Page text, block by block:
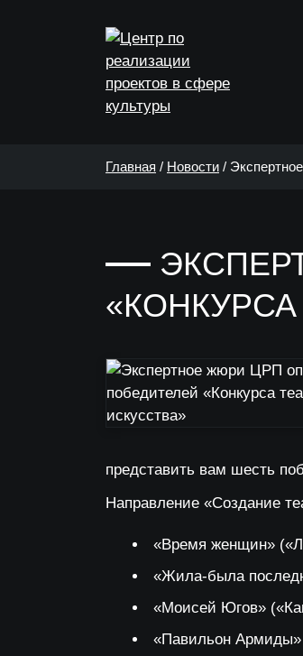
Главная / Новости /
представить вам шесть
Направление «Создание
«Время женщин»
«Жила-была
«Моисей Югов»
«Павильон Армиды»